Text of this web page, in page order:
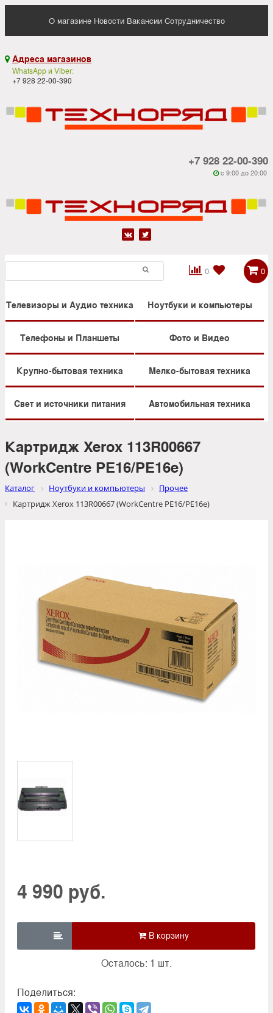
О магазине Новости Вакансии Сотрудничество
 Адреса магазинов
WhatsApp и Viber:
+7 928 22-00-390
+7 928 22-00-390
 c 9:00 до 20:00
 
0

 0
Телевизоры и Аудио техника Ноутбуки и компьютеры
Телефоны и Планшеты Фото и Видео
Крупно-бытовая техника Мелко-бытовая техника
Свет и источники питания Автомобильная техника
Картридж Xerox 113R00667
(WorkCentre PE16/PE16e)
Каталог Ноутбуки и компьютеры
Прочее
Картридж Xerox 113R00667 (WorkCentre PE16/PE16e)
4 990 руб.

Осталось: 1 шт.
Поделиться: